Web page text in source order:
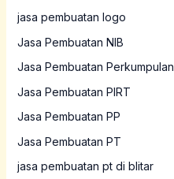
jasa pembuatan logo
Jasa Pembuatan NIB
Jasa Pembuatan Perkumpulan
Jasa Pembuatan PIRT
Jasa Pembuatan PP
Jasa Pembuatan PT
jasa pembuatan pt di blitar